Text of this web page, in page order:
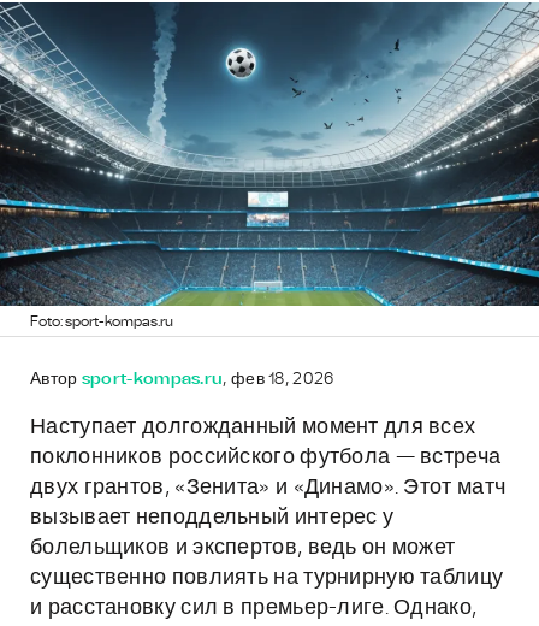
Foto: sport-kompas.ru
Автор sport-kompas.ru, фев 18, 2026
Наступает долгожданный момент для всех
поклонников российского футбола — встреча
двух грантов, «Зенита» и «Динамо». Этот матч
вызывает неподдельный интерес у
болельщиков и экспертов, ведь он может
существенно повлиять на турнирную таблицу
и расстановку сил в премьер-лиге. Однако,